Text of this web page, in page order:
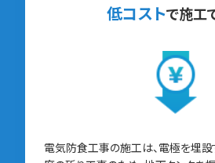
低コストで施工
電気防食工事の施工は、電極を埋